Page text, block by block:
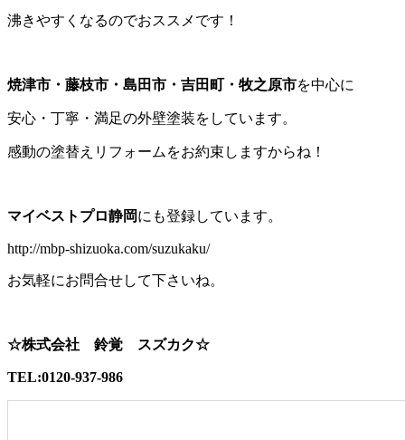
沸きやすくなるのでおススメです！
焼津市・藤枝市・島田市・吉田町・牧之原市を中心に
安心・丁寧・満足の外壁塗装をしています。
感動の塗替えリフォームをお約束しますからね！
マイベストプロ静岡にも登録しています。
http://mbp-shizuoka.com/suzukaku/
お気軽にお問合せして下さいね。
☆株式会社 鈴覚 スズカク☆
TEL:0120-937-986